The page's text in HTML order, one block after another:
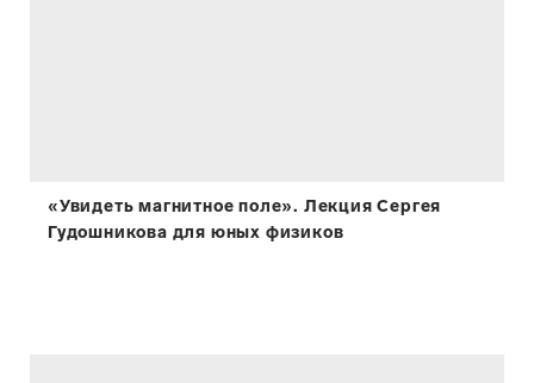
«Увидеть магнитное поле». Лекция Сергея
Гудошникова для юных физиков